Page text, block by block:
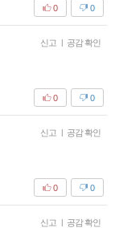
0
0
신고 | 공감 확인
0
0
신고 | 공감 확인
0
0
신고 | 공감 확인